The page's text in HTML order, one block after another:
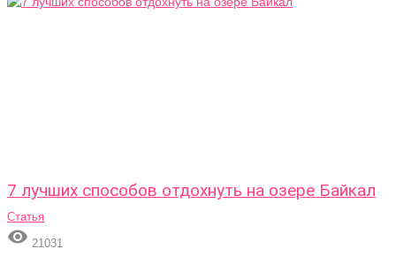
7 лучших способов отдохнуть на озере Байкал
Статья
 21031